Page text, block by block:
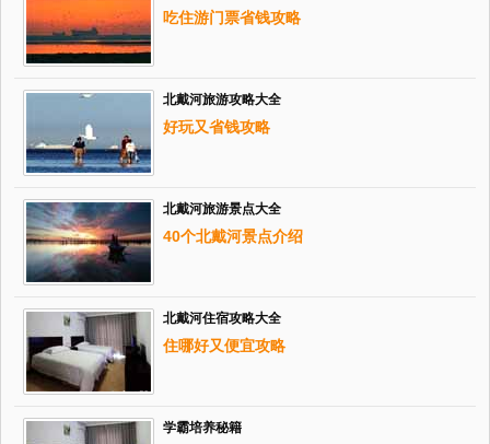
吃住游门票省钱攻略
北戴河旅游攻略大全
好玩又省钱攻略
北戴河旅游景点大全
40个北戴河景点介绍
北戴河住宿攻略大全
住哪好又便宜攻略
学霸培养秘籍